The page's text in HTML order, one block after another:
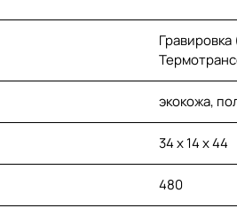
экокожа,
34 x 14 x 44
480